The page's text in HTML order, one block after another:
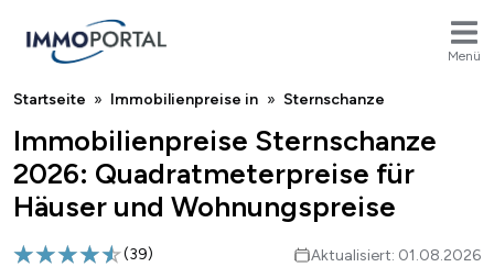
Menü
Breadcrumb
Startseite Immobilienpreise in Sternschanze
Immobilienpreise Sternschanze
2026: Quadratmeterpreise für
Häuser und Wohnungspreise
(39) Aktualisiert: 01.08.2026